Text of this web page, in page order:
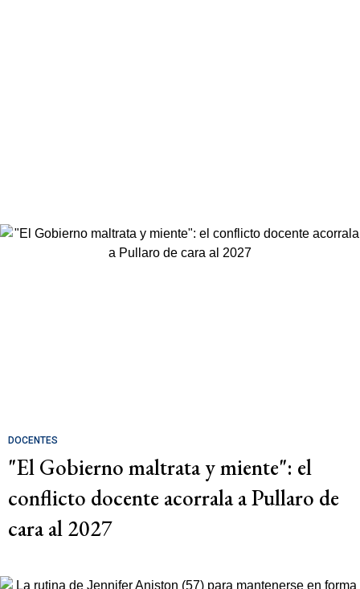
DOCENTES
"El Gobierno maltrata y miente": el
conflicto docente acorrala a Pullaro de
cara al 2027